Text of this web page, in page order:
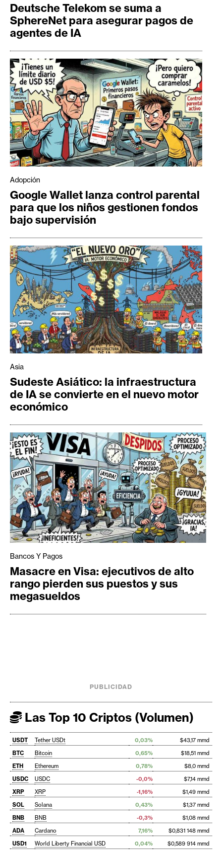
Deutsche Telekom se suma a
SphereNet para asegurar pagos de
agentes de IA
Adopción
Google Wallet lanza control parental
para que los niños gestionen fondos
bajo supervisión
Asia
Sudeste Asiático: la infraestructura
de IA se convierte en el nuevo motor
económico
Bancos Y Pagos
Masacre en Visa: ejecutivos de alto
rango pierden sus puestos y sus
megasueldos
PUBLICIDAD
Las Top 10 Criptos (Volumen)
USDT Tether USDt 0,03%
$43,17 mmd
BTC
Bitcoin 0,65%
$18,51 mmd
ETH
Ethereum 0,78%
$8,0 mmd
USDC
USDC -0,0%
$7,14 mmd
XRP
XRP -1,16%
$1,49 mmd
SOL
Solana 0,43%
$1,37 mmd
BNB
BNB -0,3%
$1,08 mmd
ADA
Cardano 7,16%
$0,831 148 mmd
USD1
World Liberty Financial USD 0,04% $0,589 914 mmd